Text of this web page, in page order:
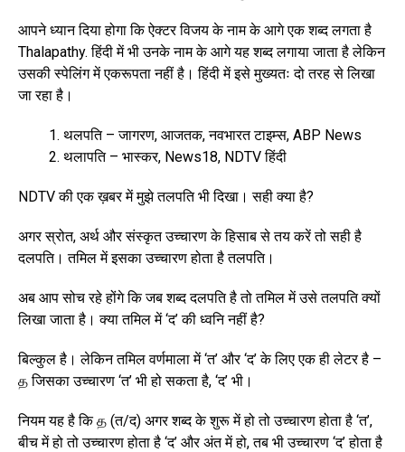
आपने ध्यान दिया होगा कि ऐक्टर विजय के नाम के आगे एक शब्द लगता है
Thalapathy. हिंदी में भी उनके नाम के आगे यह शब्द लगाया जाता है लेकिन
उसकी स्पेलिंग में एकरूपता नहीं है। हिंदी में इसे मुख्यतः दो तरह से लिखा
जा रहा है।
थलपति – जागरण, आजतक, नवभारत टाइम्स, ABP News
थलापति – भास्कर, News18, NDTV हिंदी
NDTV की एक ख़बर में मुझे तलपति भी दिखा। सही क्या है?
अगर स्रोत, अर्थ और संस्कृत उच्चारण के हिसाब से तय करें तो सही है
दलपति। तमिल में इसका उच्चारण होता है तलपति।
अब आप सोच रहे होंगे कि जब शब्द दलपति है तो तमिल में उसे तलपति क्यों
लिखा जाता है। क्या तमिल में ‘द’ की ध्वनि नहीं है?
बिल्कुल है। लेकिन तमिल वर्णमाला में ‘त’ और ‘द’ के लिए एक ही लेटर है –
த जिसका उच्चारण ‘त’ भी हो सकता है, ‘द’ भी।
नियम यह है कि த (त/द) अगर शब्द के शुरू में हो तो उच्चारण होता है ‘त’,
बीच में हो तो उच्चारण होता है ‘द’ और अंत में हो, तब भी उच्चारण ‘द’ होता है